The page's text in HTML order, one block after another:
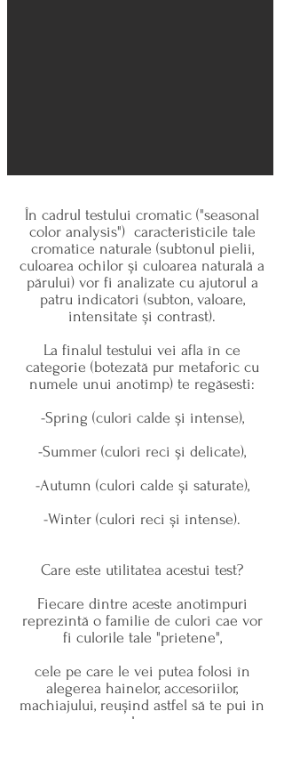
În cadrul testului cromatic ("seasonal
color analysis") caracteristicile tale
cromatice naturale (subtonul pielii,
culoarea ochilor și culoarea naturală a
părului) vor fi analizate cu ajutorul a
patru indicatori (subton, valoare,
intensitate și contrast).
La finalul testului vei afla în ce
categorie (botezată pur metaforic cu
numele unui anotimp) te regăsesti:
-Spring (culori calde și intense),
-Summer (culori reci și delicate),
-Autumn (culori calde și saturate),
-Winter (culori reci și intense).
Care este utilitatea acestui test?
Fiecare dintre aceste anotimpuri
reprezintă o familie de culori cae vor
fi culorile tale "prietene",
cele pe care le vei putea folosi în
alegerea hainelor, accesoriilor,
machiajului, reușind astfel să te pui in
valoare.